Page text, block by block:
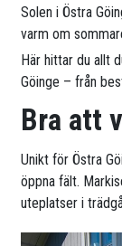
Solen i Östra
varm om
Här hittar du allt
Göinge – från
Bra att
Unikt för Östra
öppna fält.
uteplatser i